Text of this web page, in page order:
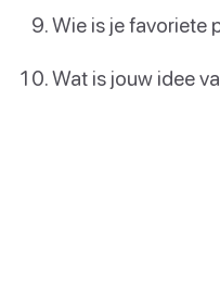
Wie is je favoriete
Wat is jouw idee